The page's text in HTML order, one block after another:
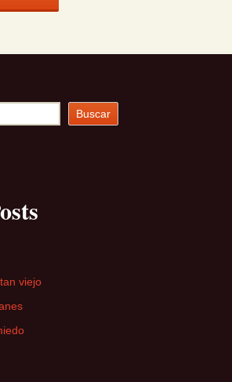
Buscar
viejo